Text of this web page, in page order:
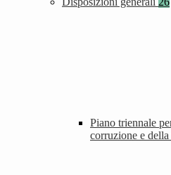
Piano triennale
corruzione e della